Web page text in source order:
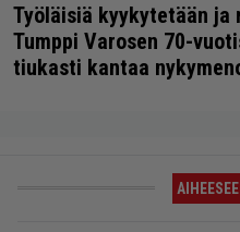
Työläisiä kyykytetään ja
Tumppi Varosen 70-
tiukasti kantaa